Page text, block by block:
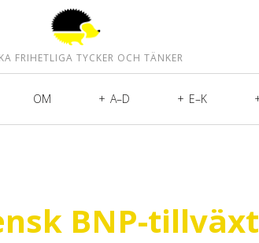
FRIHETLIGA TYCKER OCH TÄNKER
OM A–D E–K
BNP-tillväxt